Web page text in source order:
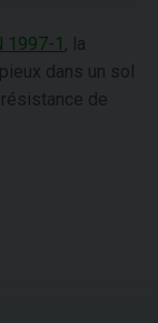
1997-1 , la
dans un sol
de